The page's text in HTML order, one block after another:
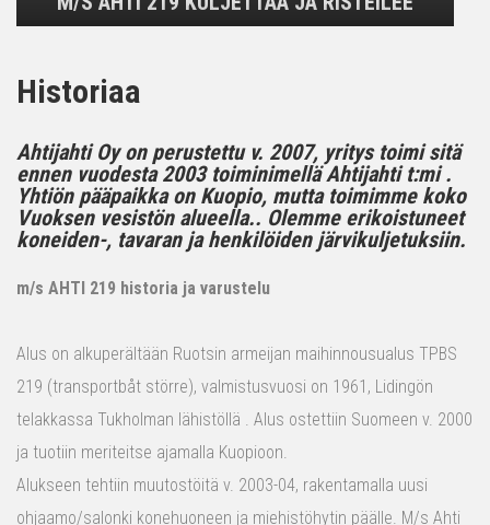
Historiaa
Ahtijahti Oy on perustettu v. 2007, yritys toimi sitä
ennen vuodesta 2003 toiminimellä Ahtijahti t:mi .
Yhtiön pääpaikka on Kuopio, mutta toimimme koko
Vuoksen vesistön alueella.. Olemme erikoistuneet
koneiden-, tavaran ja henkilöiden järvikuljetuksiin.
m/s AHTI 219 historia ja varustelu
Alus on alkuperältään Ruotsin armeijan maihinnousualus TPBS
219 (transportbåt större), valmistusvuosi on 1961, Lidingön
telakkassa Tukholman lähistöllä . Alus ostettiin Suomeen v. 2000
ja tuotiin meriteitse ajamalla Kuopioon.
Alukseen tehtiin muutostöitä v. 2003-04, rakentamalla uusi
ohjaamo/salonki konehuoneen ja miehistöhytin päälle. M/s Ahti